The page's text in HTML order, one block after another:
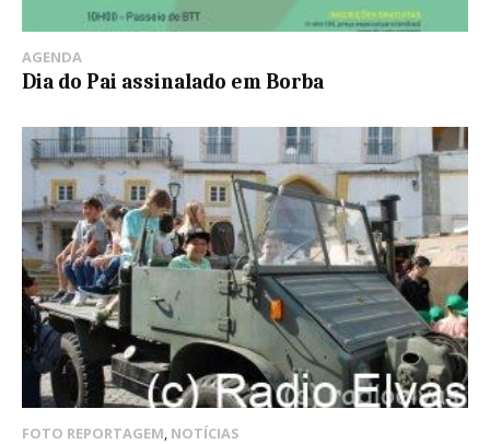
AGENDA
Dia do Pai assinalado em Borba
FOTO REPORTAGEM, NOTÍCIAS